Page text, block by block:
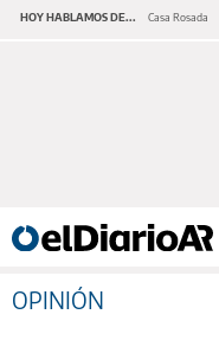
HOY HABLAMOS DE... Casa Rosada
OPINIÓN